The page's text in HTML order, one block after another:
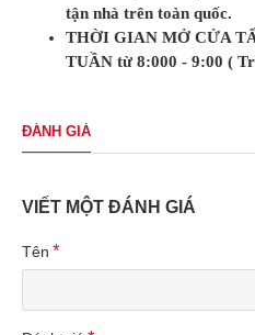
tận nhà trên toàn quốc.
THỜI GIAN MỞ CỬA
TUẦN từ 8:000 - 9:00 (
ĐÁNH GIÁ
VIẾT MỘT ĐÁNH GIÁ
Tên